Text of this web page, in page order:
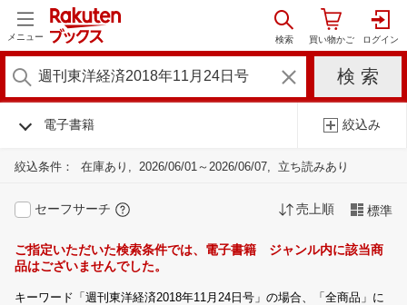
メニュー
電子書籍 絞込み
絞込条件： 在庫あり 2026/06/01～2026/06/07 立ち読みあり
セーフサーチ 売上順 標準
ご指定いただいた検索条件では、電子書籍 ジャンル内に該当商
品はございませんでした。
キーワード「週刊東洋経済2018年11月24日号」の場合、「全商品」に